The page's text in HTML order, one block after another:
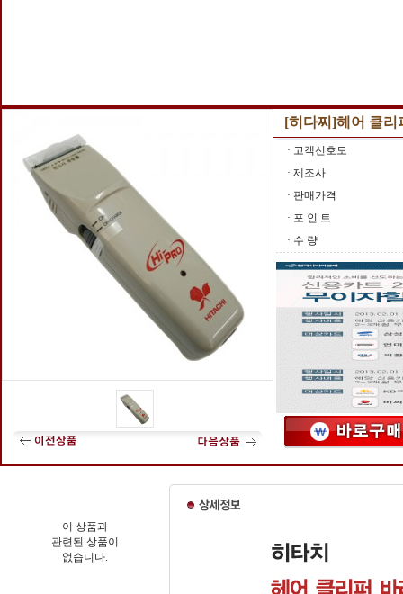
[히다찌]헤어 클
· 고객선호도
· 제조사
· 판매가격
· 포 인 트
· 수 량
이 상품과
관련된 상품이
없습니다.